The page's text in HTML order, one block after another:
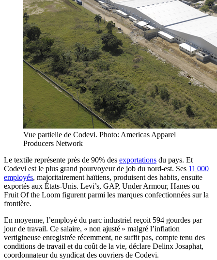
Vue partielle de Codevi. Photo: Americas Apparel
Producers Network
Le textile représente près de 90% des exportations du pays. Et
Codevi est le plus grand pourvoyeur de job du nord-est. Ses 11 000
employés, majoritairement haïtiens, produisent des habits, ensuite
exportés aux États-Unis. Levi’s, GAP, Under Armour, Hanes ou
Fruit Of the Loom figurent parmi les marques confectionnées sur la
frontière.
En moyenne, l’employé du parc industriel reçoit 594 gourdes par
jour de travail. Ce salaire, « non ajusté » malgré l’inflation
vertigineuse enregistrée récemment, ne suffit pas, compte tenu des
conditions de travail et du coût de la vie, déclare Delinx Josaphat,
coordonnateur du syndicat des ouvriers de Codevi.